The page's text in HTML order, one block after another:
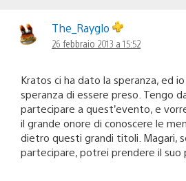
The_Rayglo
26 febbraio 2013 a 15:52
Kratos ci ha dato la speranza, ed
speranza di essere preso. Tengo
partecipare a quest’evento, e
il grande onore di conoscere le
dietro questi grandi titoli. Magari,
partecipare, potrei prendere il suo